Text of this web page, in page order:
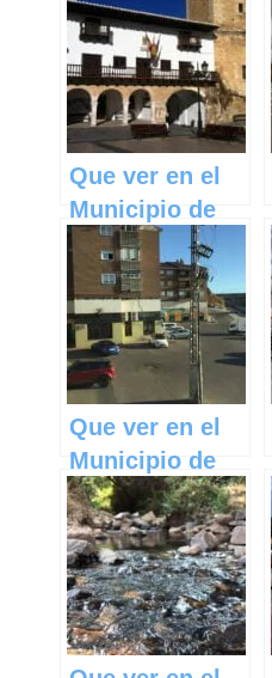
Que ver en el
Municipio de
Tarazona de la
Mancha en
Castilla La
Mancha
Que ver en el
Municipio de
Olías del Rey
en Castilla La
Mancha